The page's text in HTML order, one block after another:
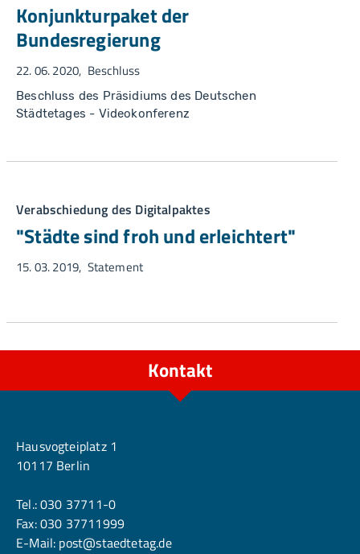
Konjunkturpaket der
Bundesregierung
22. 06. 2020 Beschluss
Beschluss des Präsidiums des Deutschen
Städtetages - Videokonferenz
Verabschiedung des Digitalpaktes
"Städte sind froh und erleichtert"
15. 03. 2019 Statement
Kontakt
Hausvogteiplatz 1
10117 Berlin
Tel.:030 37711-0
Fax: 030 37711999
E-Mail: post@staedtetag.de